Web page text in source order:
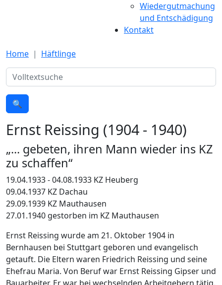
Wiedergutmachung
und Entschädigung
Kontakt
Home
Häftlinge
Suche
🔍
Ernst Reissing (1904 - 1940)
„... gebeten, ihren Mann wieder ins KZ
zu schaffen“
19.04.1933 - 04.08.1933 KZ Heuberg
09.04.1937 KZ Dachau
29.09.1939 KZ Mauthausen
27.01.1940 gestorben im KZ Mauthausen
Ernst Reissing wurde am 21. Oktober 1904 in
Bernhausen bei Stuttgart geboren und evangelisch
getauft. Die Eltern waren Friedrich Reissing und seine
Ehefrau Maria. Von Beruf war Ernst Reissing Gipser und